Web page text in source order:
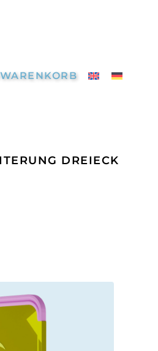
WARENKORB
DREIECK